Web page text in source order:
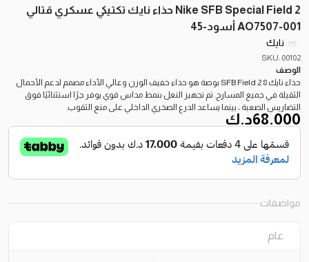
Nike SFB Special Field 2 حذاء نايك تكتيكي عسكري قتالي
AO7507-001 أسود-45
نايك
SKU: 00102
الوصف
حذاء نايك SFB Field 2 8 بوصة هو حذاء خفيف الوزن وعالي الأداء مصمم لدعم الأحمال
الثقيلة في جميع المسارح. تم تجهيز النعل بنمط مداس قوي يوفر جرًا استثنائيًا فوق
التضاريس الصعبة ، بينما يساعد الدرع الصخري الداخلي على منع الثقوب.
68.000د.ك
مواصفات
عام